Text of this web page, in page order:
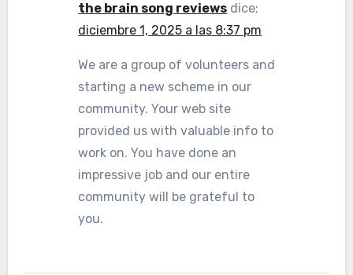
the brain song reviews dice:
diciembre 1, 2025 a las 8:37 pm
We are a group of volunteers and
starting a new scheme in our
community. Your web site
provided us with valuable info to
work on. You have done an
impressive job and our entire
community will be grateful to
you.